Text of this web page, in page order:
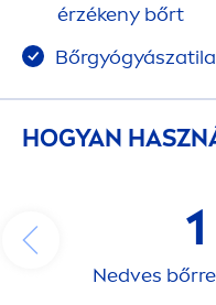
érzékeny bőrt
HOGYAN
1
Nedves